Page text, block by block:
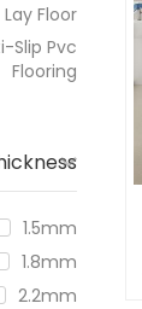
Floor
Slip Pvc
Flooring
1.5mm
1.8mm
2.2mm